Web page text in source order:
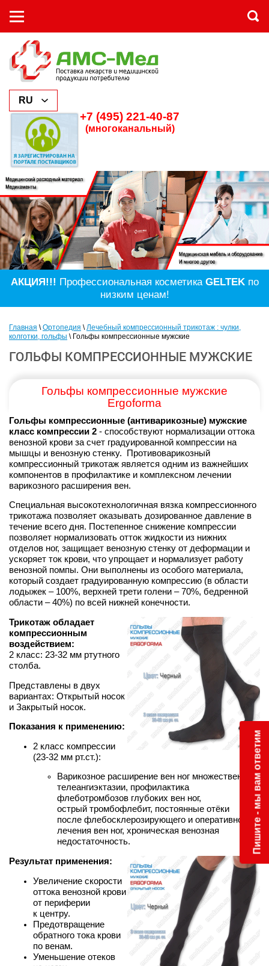
+7 (495) 221-40-87
(многоканальный)
АКЦИЯ!!! Профессиональная косметика GELTEKпо
низким ценам!
Главная \ Ортопедия \ Лечебный компрессионный трикотаж : чулки,
колготки, гольфы \ Гольфы компрессионные мужские
ГОЛЬФЫ КОМПРЕССИОННЫЕ МУЖСКИЕ
Гольфы компрессионные мужские
Ergoforma
Гольфы компрессионные (антиварикозные) мужские
класс компрессии 2 - способствуют нормализации оттока
венозной крови за счет градуированной компрессии на
мышцы и венозную стенку. Противоварикозный
компрессионный трикотаж является одним из важнейших
компонентов в профилактике и комплексном лечении
варикозного расширения вен.
Специальная высокотехнологичная вязка компрессионного
трикотажа позволяет оказывать дозированное давление в
течение всего дня. Постепенное снижение компрессии
позволяет нормализовать отток жидкости из нижних
отделов ног, защищает венозную стенку от деформации и
ускоряет ток крови, что упрощает и нормализует работу
венозной помпы. Они выполнены из особого материала,
который создает градуированную компрессию (в области
лодыжек – 100%, верхней трети голени – 70%, бедренной
области – 40%) по всей нижней конечности.
Трикотаж обладает
компрессионным
воздействием:
2 класс: 23-32 мм ртутного
столба.
Представлены в двух
вариантах: Открытый носок
и Закрытый носок.
Показания к применению:
2 класс компрессии
(23-32 мм рт.ст.):
Варикозное расширение вен ног множественные
телеангиэктазии, профилактика
флеботромбозов глубоких вен ног,
острый тромбофлебит, постоянные отёки
после флебосклерозирующего и оперативного
лечения вен ног, хроническая венозная
недостаточность.
Результат применения:
Увеличение скорости
оттока венозной крови
от периферии
к центру.
Предотвращение
обратного тока крови
по венам.
Уменьшение отеков
Пишите - мы вам ответим